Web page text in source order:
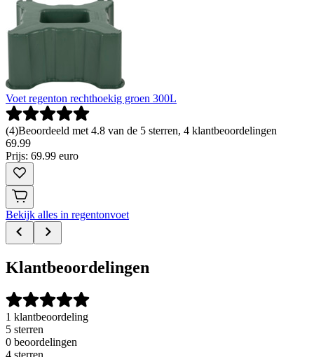
Voet regenton rechthoekig groen 300L
(4)Beoordeeld met 4.8 van de 5 sterren, 4 klantbeoordelingen
69.99
Prijs: 69.99 euro
Bekijk alles in regentonvoet
Klantbeoordelingen
1 klantbeoordeling
5 sterren
0 beoordelingen